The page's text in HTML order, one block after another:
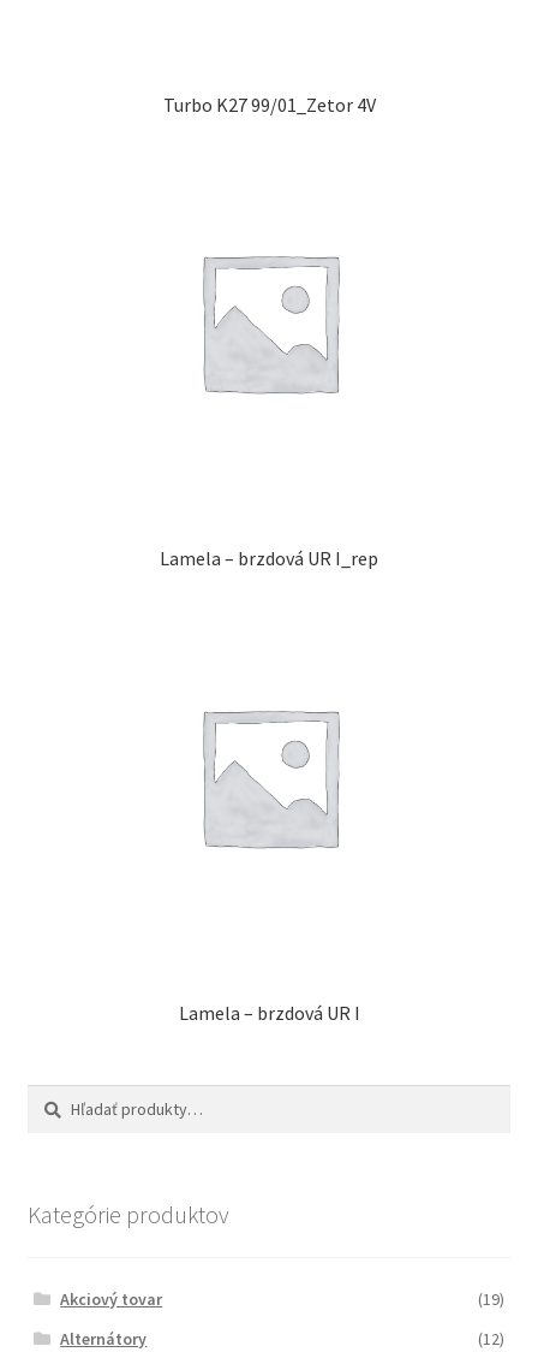
Turbo K27 99/01_Zetor 4V
Lamela – brzdová UR I_rep
Lamela – brzdová UR I
Hľadať:
Vyhľadávanie
Kategórie produktov
Akciový tovar
(19)
Alternátory
(12)